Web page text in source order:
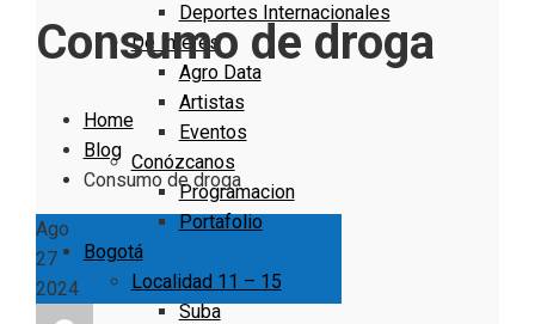
Deportes Internacionales
De Interés
Agro Data
Artistas
Eventos
Conózcanos
Programacion
Portafolio
Bogotá
Localidad 11 – 15
Suba
Consumo de droga
Home
Blog
Consumo de droga
Ago
27
2024